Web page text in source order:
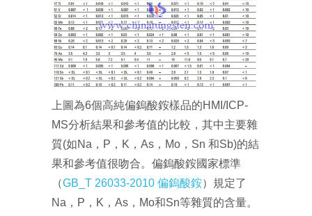
上圖為6個高純偏鎢酸銨樣品的HMI/ICP-
MS分析結果和參考值的比較，其中主要雜
質(如Na，P，K，As，Mo，Sn 和Sb)的結
果和參考值很吻合。偏鎢酸銨國家標準
（GB_T 26033-2010 偏鎢酸銨）規定了
Na，P，K，As，Mo和Sn等雜質的含量。